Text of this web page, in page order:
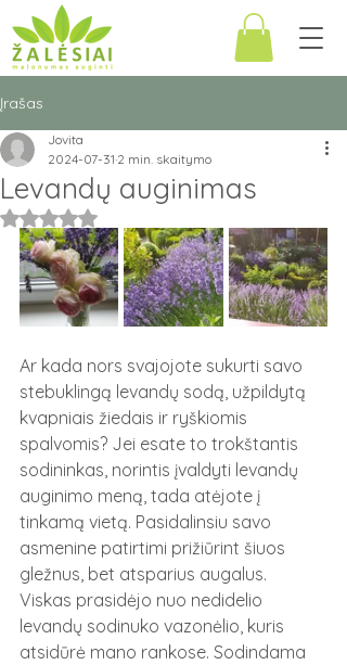
Įrašas
Levandų auginimas
Jovita
2024-07-31 2 min. skaitymo
Įvertinta NaN iš 5 žvaigždučių.
Ar kada nors svajojote sukurti savo
stebuklingą levandų sodą, užpildytą
kvapniais žiedais ir ryškiomis
spalvomis? Jei esate to trokštantis
sodininkas, norintis įvaldyti levandų
auginimo meną, tada atėjote į
tinkamą vietą. Pasidalinsiu savo
asmenine patirtimi prižiūrint šiuos
gležnus, bet atsparius augalus.
Viskas prasidėjo nuo nedidelio
levandų sodinuko vazonėlio, kuris
atsidūrė mano rankose. Sodindama